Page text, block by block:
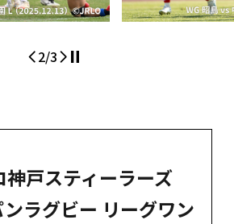
3/3
神戸スティーラーズ
ラグビー リーグワン